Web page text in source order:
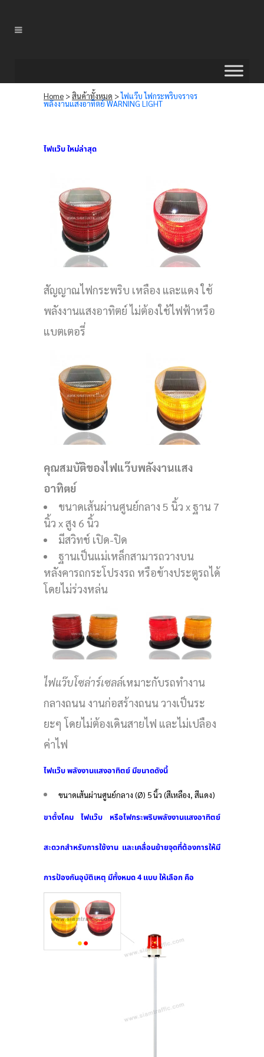
Home >สินค้าทั้งหมด >ไฟแว๊บ ไฟกระพริบจราจร
พลังงานแสงอาทิตย์ WARNING LIGHT
ไฟแว๊บ ใหม่ล่าสุด
สัญญาณไฟกระพริบ เหลือง และแดง ใช้
พลังงานแสงอาทิตย์ ไม่ต้องใช้ไฟฟ้าหรือ
แบตเตอรี่
คุณสมบัติของไฟแว๊บพลังงานแสง
อาทิตย์
ขนาดเส้นผ่านศูนย์กลาง 5 นิ้ว x ฐาน 7
นิ้ว x สูง 6 นิ้ว
มีสวิทช์ เปิด-ปิด
ฐานเป็นแม่เหล็กสามารถวางบน
หลังคารถกระโปรงรถ หรือข้างประตูรถได้
โดยไม่ร่วงหล่น
ไฟแว๊บโซล่าร์เซลล์เหมาะกับรถทำงาน
กลางถนน งานก่อสร้างถนน วางเป็นระ
ยะๆ โดยไม่ต้องเดินสายไฟ และไม่เปลือง
ค่าไฟ
ไฟแว๊บ พลังงานแสงอาทิตย์ มีขนาดดังนี้
ขนาดเส้นผ่านศูนย์กลาง (Ø) 5 นิ้ว (สีเหลือง, สีแดง)
ขาตั้งโคม ไฟแว๊บ หรือไฟกระพริบพลังงานแสงอาทิตย์
สะดวกสำหรับการใช้งาน และเคลื่อนย้ายจุดที่ต้องการให้มี
การป้องกันอุบัติเหตุ มีทั้งหมด 4 แบบ ให้เลือก คือ